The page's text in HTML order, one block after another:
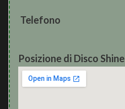
Telefono
Posizione di Disco Shine